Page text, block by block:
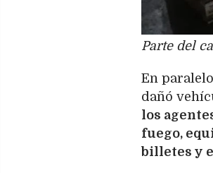
Parte del
En
dañó
los
fuego,
billetes y